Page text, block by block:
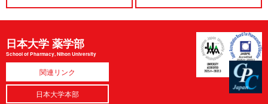
日本大学 薬学部
School of Pharmacy, Nihon University
関連リンク
日本大学本部